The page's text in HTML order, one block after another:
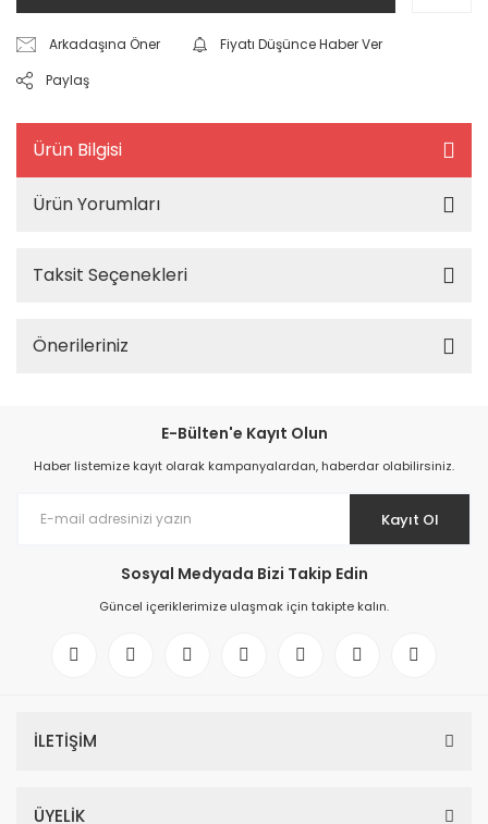
Arkadaşına Öner
Fiyatı Düşünce Haber Ver
Paylaş
Ürün Bilgisi
Ürün Yorumları
Taksit Seçenekleri
Önerileriniz
E-Bülten'e Kayıt Olun
Haber listemize kayıt olarak kampanyalardan, haberdar olabilirsiniz.
Kayıt Ol
Sosyal Medyada Bizi Takip Edin
Güncel içeriklerimize ulaşmak için takipte kalın.
İLETİŞİM
ÜYELİK